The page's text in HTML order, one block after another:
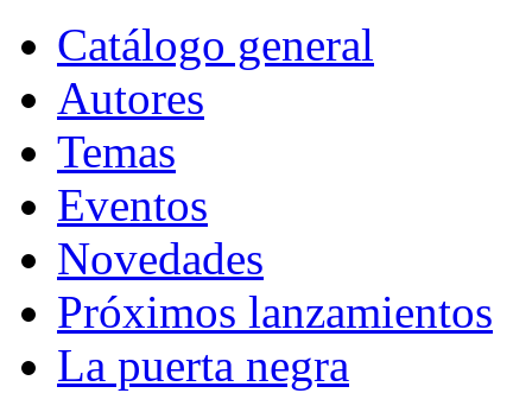
Catálogo general
Autores
Temas
Eventos
Novedades
Próximos lanzamientos
La puerta negra